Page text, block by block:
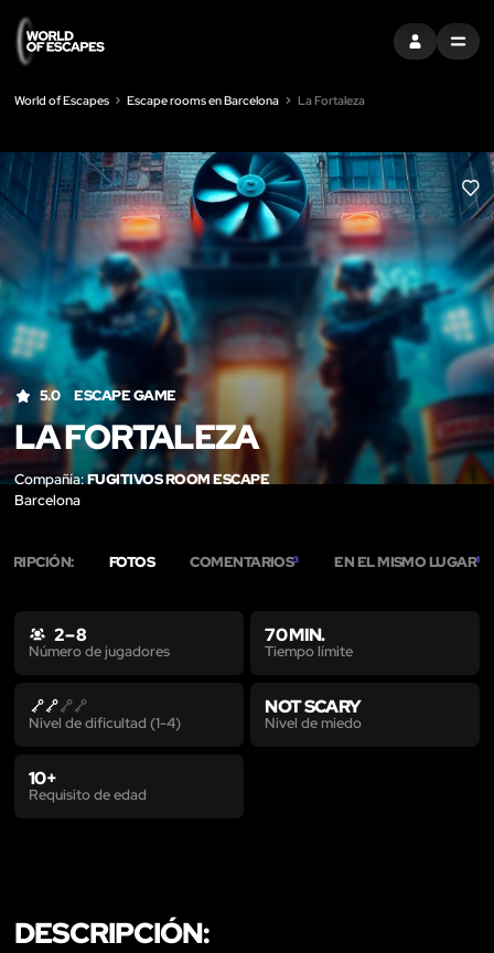
ENTRARMENU
World of Escapes Escape rooms en Barcelona La Fortaleza
LIKE
5.0 ESCAPE GAME
LA FORTALEZA
Compañía:FUGITIVOS ROOM ESCAPE
Barcelona
FOTOS COMENTARIOS3 EN EL MISMO LUGAR1
2 – 8
Número de jugadores
70 MIN.
Tiempo límite
Nivel de dificultad (1-4)
NOT SCARY
Nivel de miedo
10+
Requisito de edad
DESCRIPCIÓN: